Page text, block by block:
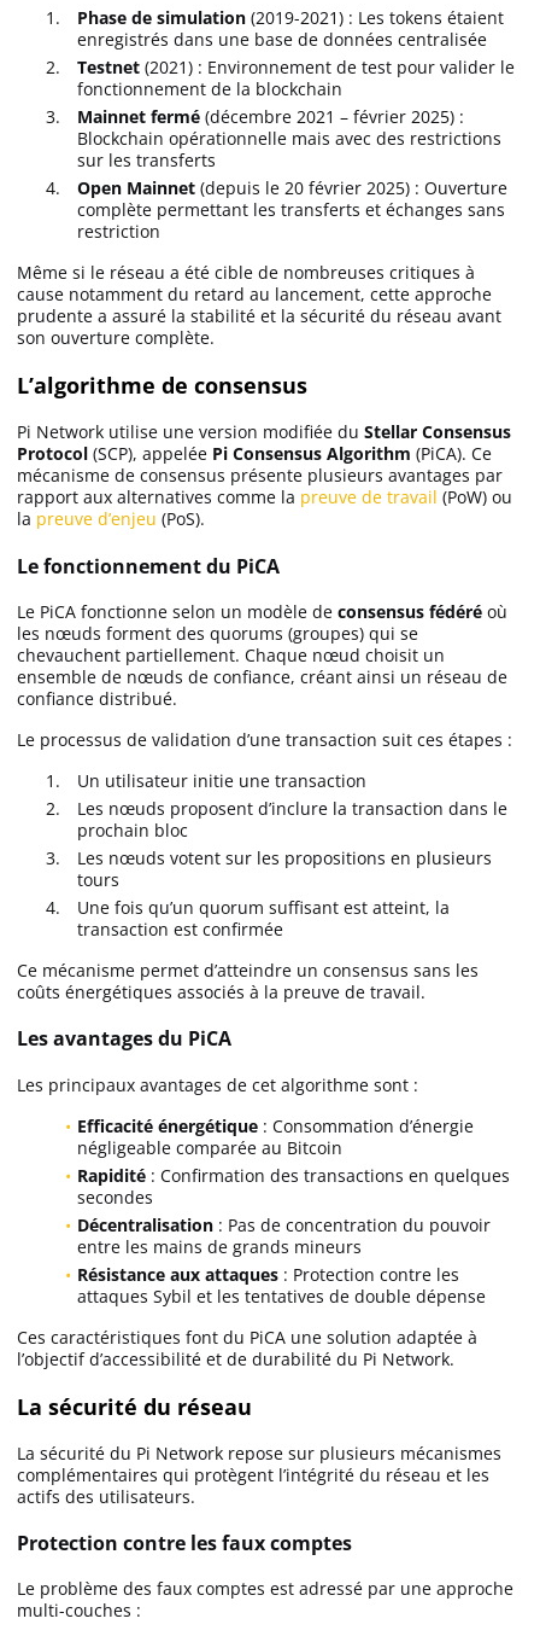
Phase de simulation (2019-2021) : Les tokens étaient
enregistrés dans une base de données centralisée
Testnet (2021) : Environnement de test pour valider le
fonctionnement de la blockchain
Mainnet fermé (décembre 2021 – février 2025) :
Blockchain opérationnelle mais avec des restrictions
sur les transferts
Open Mainnet (depuis le 20 février 2025) : Ouverture
complète permettant les transferts et échanges sans
restriction
Même si le réseau a été cible de nombreuses critiques à
cause notamment du retard au lancement, cette approche
prudente a assuré la stabilité et la sécurité du réseau avant
son ouverture complète.
L’algorithme de consensus
Pi Network utilise une version modifiée du Stellar Consensus
Protocol (SCP), appelée Pi Consensus Algorithm (PiCA). Ce
mécanisme de consensus présente plusieurs avantages par
rapport aux alternatives comme la preuve de travail (PoW) ou
la preuve d’enjeu (PoS).
Le fonctionnement du PiCA
Le PiCA fonctionne selon un modèle de consensus fédéré où
les nœuds forment des quorums (groupes) qui se
chevauchent partiellement. Chaque nœud choisit un
ensemble de nœuds de confiance, créant ainsi un réseau de
confiance distribué.
Le processus de validation d’une transaction suit ces étapes :
Un utilisateur initie une transaction
Les nœuds proposent d’inclure la transaction dans le
prochain bloc
Les nœuds votent sur les propositions en plusieurs
tours
Une fois qu’un quorum suffisant est atteint, la
transaction est confirmée
Ce mécanisme permet d’atteindre un consensus sans les
coûts énergétiques associés à la preuve de travail.
Les avantages du PiCA
Les principaux avantages de cet algorithme sont :
Efficacité énergétique : Consommation d’énergie
négligeable comparée au Bitcoin
Rapidité : Confirmation des transactions en quelques
secondes
Décentralisation : Pas de concentration du pouvoir
entre les mains de grands mineurs
Résistance aux attaques : Protection contre les
attaques Sybil et les tentatives de double dépense
Ces caractéristiques font du PiCA une solution adaptée à
l’objectif d’accessibilité et de durabilité du Pi Network.
La sécurité du réseau
La sécurité du Pi Network repose sur plusieurs mécanismes
complémentaires qui protègent l’intégrité du réseau et les
actifs des utilisateurs.
Protection contre les faux comptes
Le problème des faux comptes est adressé par une approche
multi-couches :